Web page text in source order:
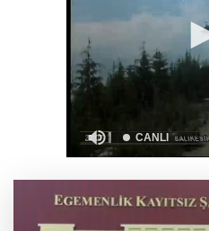
6 yıl önceki
yaban keçisi
Carettalar yeni
Balıkesir'de
altyapı desteği